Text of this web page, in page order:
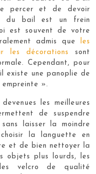
percer et de devoir
du bail est un frein
est souvent de votre
admis que les
les décorations
sont
Cependant, pour
existe une panoplie de
».
les meilleures
de suspendre
laisser la moindre
la languette en
et de bien nettoyer la
objets plus lourds, les
velcro de qualité